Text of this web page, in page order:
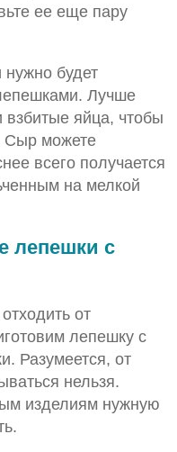
ее еще пару
будет
Лучше
взбитые яйца, чтобы
Сыр можете
всего получается
на мелкой
лепешки с
от
лепешку с
Разумеется, от
нельзя.
изделиям нужную